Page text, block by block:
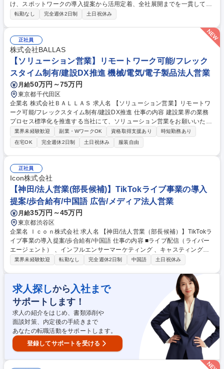
け、スポットワークの導入提案から活用定着、全社展開までを一貫してお
任せします。さらなる事業成長を見据え、導入から定着・拡大までをリー
稟議、契約手続き支援、初期オンボーディング支援/利用データをもとにし
た改善提案(定量＋定性)/他拠点への横展開・プロジェクト提案/顧客の声を
もとにしたプロダクト改善(PdM/開発と連携)※従来の「営業→CS」とい
う分業制ではなく、1人の担当が一貫して支援可能です！ [変更範囲：当社
事業内容に準ずる業務全般] 募集職種 【セールス＆カスタマーサクセス(リ
ーダー候補)】週3日リモート可/業界No.1実績
転勤なし 完全週休2日制 土日祝休み
正社員
株式会社BALLAS
【ソリューション営業】リモートワーク可能/フレック
スタイム制有/建設DX推進 機械/電気/電子製品法人営業
月給50万円～75万円
東京都千代田区
企業名 株式会社ＢＡＬＬＡＳ 求人名 【ソリューション営業】リモートワ
ーク可能/フレックスタイム制有/建設DX推進 仕事の内容 建設業界の業務
プロセス標準化を推進する当社にて、ソリューション営業をお願いいたし
ます。顧客課題を理解し自社アセットを活用した業務改善を提案します。
■顧客課題の発見およびソリューション提案 ■自社アセットを活用した業
務改善とコスト最適化 ■営業活動で得た顧客の声に基づく新機能やサービ
ス開発推進 ■組織拡大に向けた営業プロセスの標準化とデータ活用の仕組
みづくり 【仕事の魅力】顧客の業務改善を通じて業界変革を牽引できま
す。組織の仕組みづくりに挑める環境です。 募集職種 【ソリューション
営業】リモートワーク可能/フレックスタイム制有/建設DX推進
業界未経験歓迎 副業・WワークOK 資格取得支援あり
時短勤務あり
在宅OK
完全週休2日制 土日祝休み 服装自由
正社員
Icon株式会社
【神田/法人営業(部長候補)】TikTokライブ事業の導入
提案/歩合給有/中国語 広告/メディア法人営業
月給35万円～45万円
東京都渋谷区
企業名 Ｉｃｏｎ株式会社 求人名 【神田/法人営業（部長候補）】TikTokラ
イブ事業の導入提案/歩合給有/中国語 仕事の内容 ■ライブ配信（ライバー
エージェント） 、インフルエンサーマーケティング 、キャスティングを
行う弊社にて、芸能事務所やネイルサロン などへTikTokライブ事業の導入
務所への法人営業、TikTok Liveを活用した配信施策・出演条件の提案、契
約後 ォロー・既存取引先との関係構築（深耕営業）等■経営計画に基づく
営業目標やKPIの設定、部下の育成、クロージング補助等、事業推進とマ
ネジメントも担当し、事業拡大に貢献していただきます。 【採用背景】現
在役員が営業部長を兼務しているため、選任担当を増員採用し事業を加速
させていきます。 募集職種 【神田/法人営業（部長候補）】TikTokライブ
事業の導入提案/歩合給有/中国語
業界未経験歓迎 転勤なし 完全週休2日制 中国語 土日祝休み
求人探しから 入社まで
サポートします！
求人の紹介をはじめ、書類添削や
面談対策、内定後の手続きまで
あなたの転職活動をサポートします。
登録してサポートを受ける